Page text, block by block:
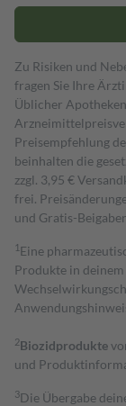
Zu Risiken und
fragen Sie Ihre
Üblicher
Preisempfehlung
beinhalten die
zzgl. 3,95 €
frei.
und Gratis-
1 Eine
Produkte in
2Biozidprodukte
und
3Die Übergabe